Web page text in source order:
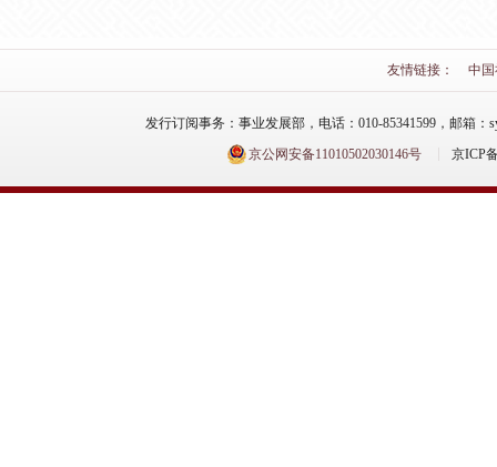
友情链接： 中
发行订阅事务：事业发展部，电话：010-85341599，邮箱：
京公网安备11010502030146号
京ICP